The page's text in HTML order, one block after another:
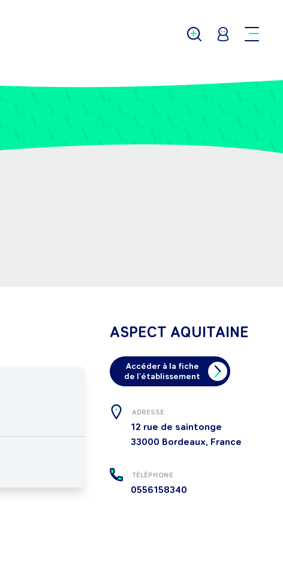
ASPECT AQUITAINE
Accéder à la fiche
de l'établissement
ADRESSE
12 rue de saintonge
33000 Bordeaux, France
TÉLÉPHONE
0556158340